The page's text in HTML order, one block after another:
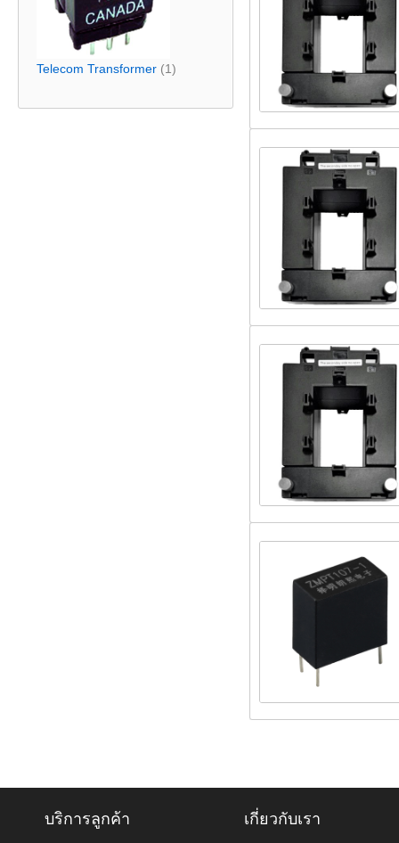
Telecom Transformer (1)
บริการลูกค้า เกี่ยวกับเรา